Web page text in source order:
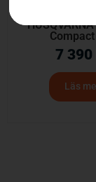
7 390
Läs